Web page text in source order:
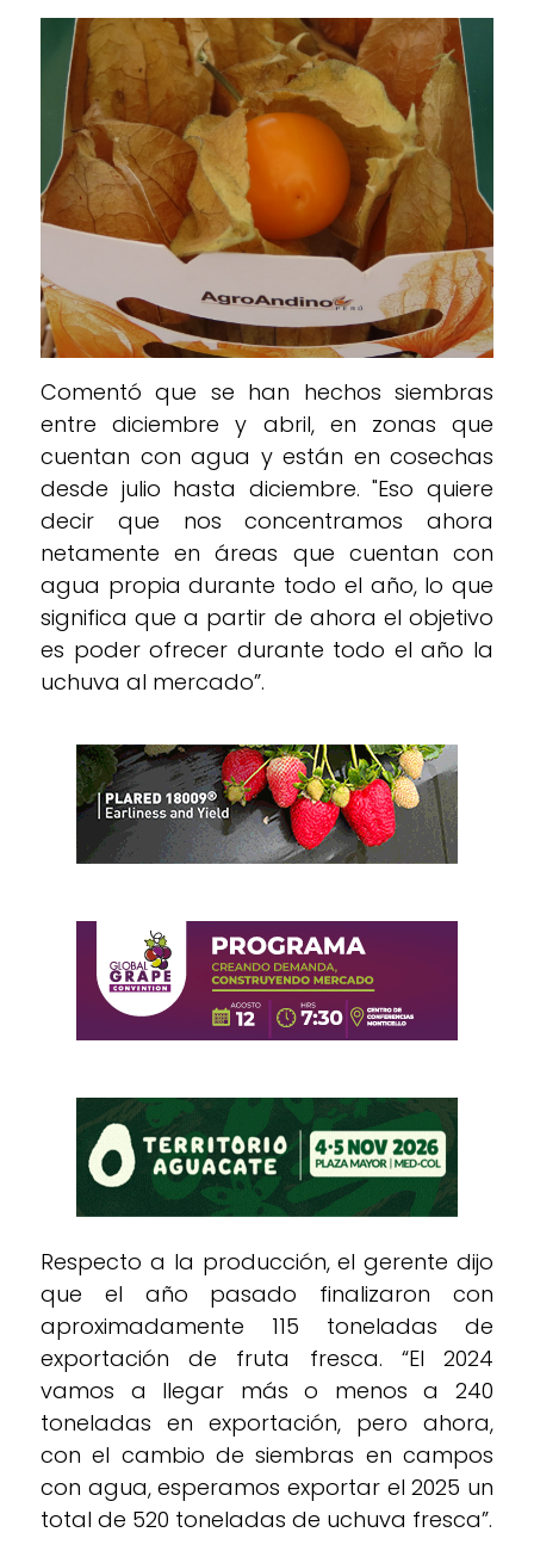
Comentó que se han hechos siembras
entre diciembre y abril, en zonas que
cuentan con agua y están en cosechas
desde julio hasta diciembre. "Eso quiere
decir que nos concentramos ahora
netamente en áreas que cuentan con
agua propia durante todo el año, lo que
significa que a partir de ahora el objetivo
es poder ofrecer durante todo el año la
uchuva al mercado”.
Respecto a la producción, el gerente dijo
que el año pasado finalizaron con
aproximadamente 115 toneladas de
exportación de fruta fresca. “El 2024
vamos a llegar más o menos a 240
toneladas en exportación, pero ahora,
con el cambio de siembras en campos
con agua, esperamos exportar el 2025 un
total de 520 toneladas de uchuva fresca”.